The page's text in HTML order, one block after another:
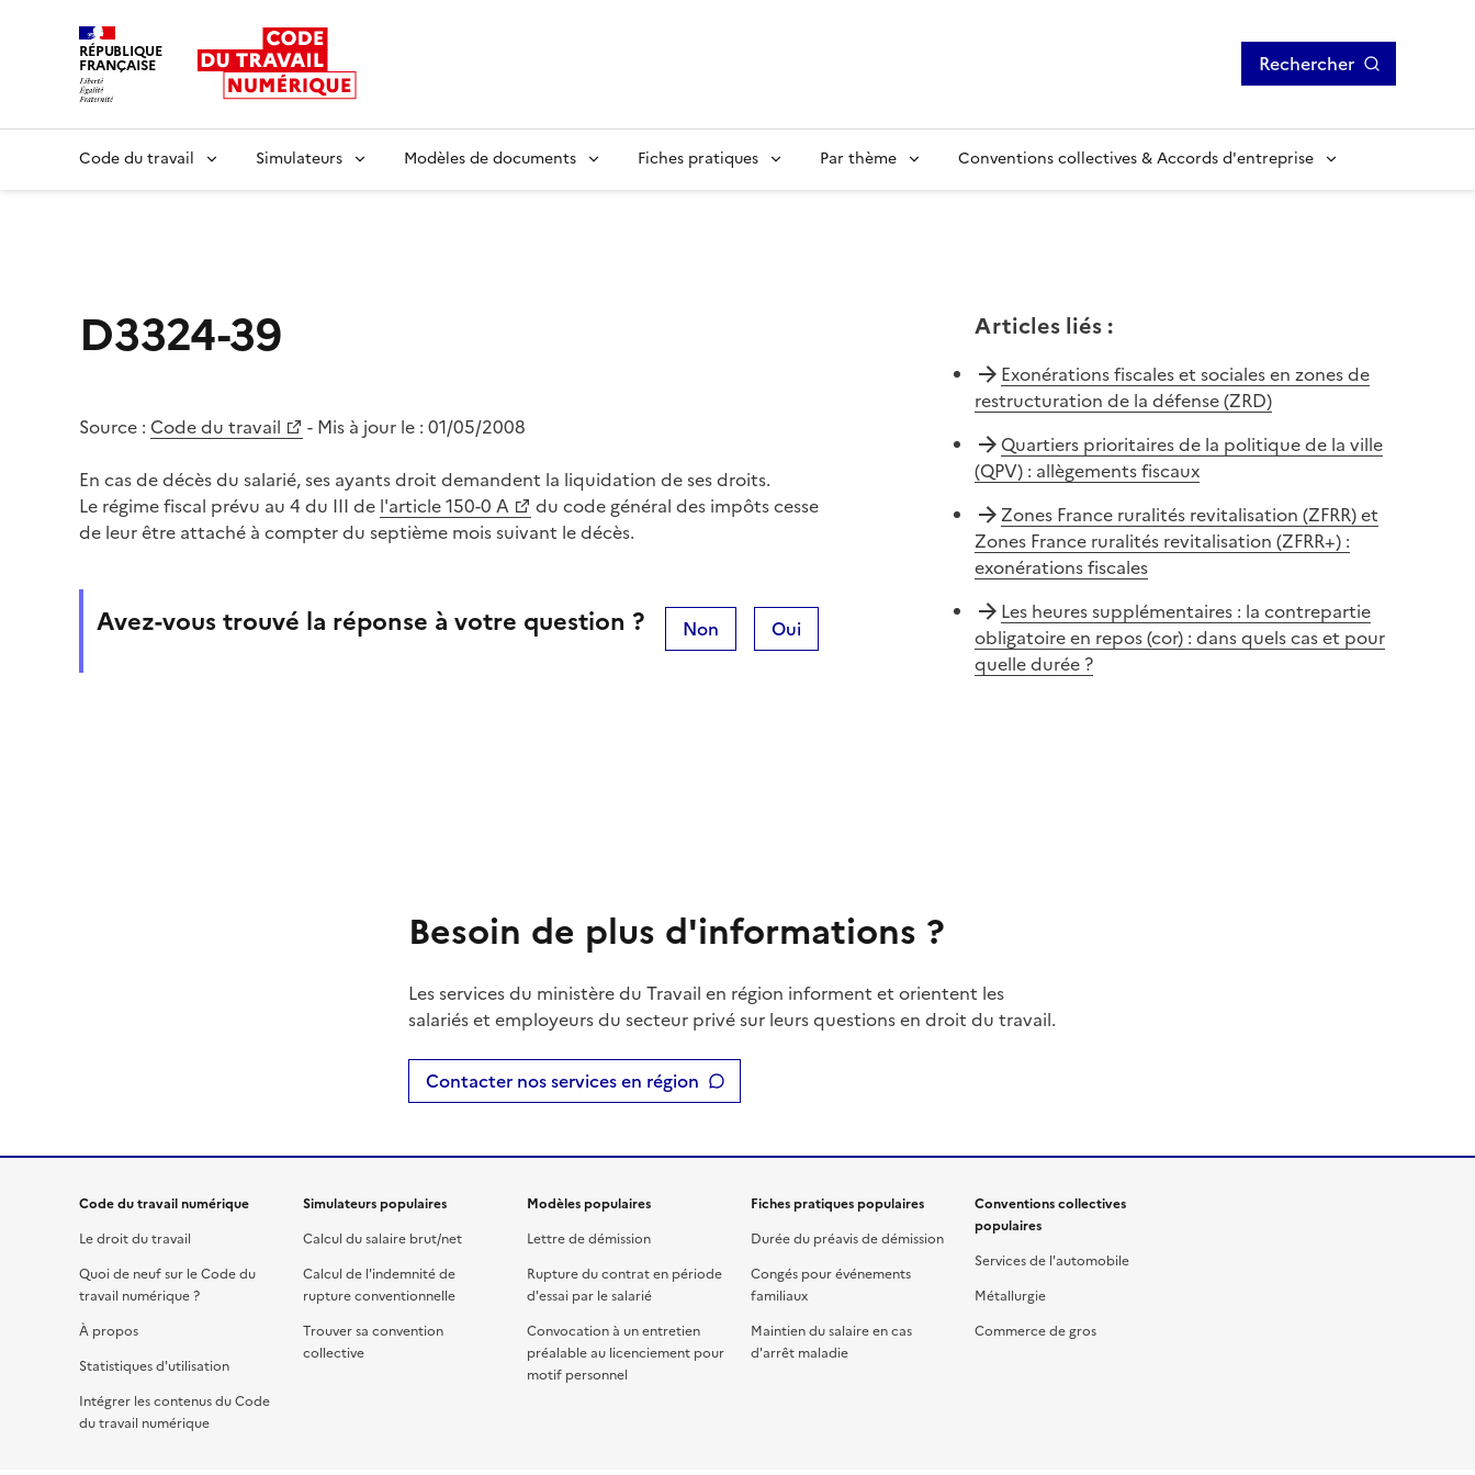
RÉPUBLIQUE
FRANÇAISE Rechercher
Code du travail Simulateurs Modèles de documents Fiches pratiques Par thème Conventions collectives & Accords d'entreprise
D3324-39
Source : Code du travail - Mis à jour le : 01/05/2008
En cas de décès du salarié, ses ayants droit demandent la liquidation de ses droits.
Le régime fiscal prévu au 4 du III de l'article 150-0 A
du code général des impôts cesse
de leur être attaché à compter du septième mois suivant le décès.
Avez-vous trouvé la réponse à votre question ? Non Oui
Articles liés:
Exonérations fiscales et sociales en zones de
restructuration de la défense (ZRD)
Quartiers prioritaires de la politique de la ville
(QPV) : allègements fiscaux
Zones France ruralités revitalisation (ZFRR) et
Zones France ruralités revitalisation (ZFRR+) :
exonérations fiscales
Les heures supplémentaires : la contrepartie
obligatoire en repos (cor) : dans quels cas et pour
quelle durée ?
Besoin de plus d'informations ?
Les services du ministère du Travail en région informent et orientent les
salariés et employeurs du secteur privé sur leurs questions en droit du travail.
Contacter nos services en région
Code du travail numérique
Le droit du travail
Quoi de neuf sur le Code du
travail numérique ?
À propos
Statistiques d'utilisation
Intégrer les contenus du Code
du travail numérique
Simulateurs populaires
Calcul du salaire brut/net
Calcul de l'indemnité de
rupture conventionnelle
Trouver sa convention
collective
Modèles populaires
Lettre de démission
Rupture du contrat en période
d'essai par le salarié
Convocation à un entretien
préalable au licenciement pour
motif personnel
Fiches pratiques populaires
Durée du préavis de démission
Congés pour événements
familiaux
Maintien du salaire en cas
d'arrêt maladie
Conventions collectives
populaires
Services de l'automobile
Métallurgie
Commerce de gros